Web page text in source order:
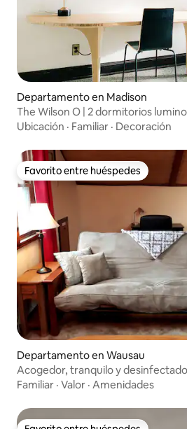
Departamento en Madison
The Wilson O | 2 dormitorios
personalizados
Ubicación · Familiar · Decoración
Favorito entre huéspedes
Favorito entre huéspedes
Departamento en Wausau
Acogedor, tranquilo y desinfectado
Familiar · Valor · Amenidades